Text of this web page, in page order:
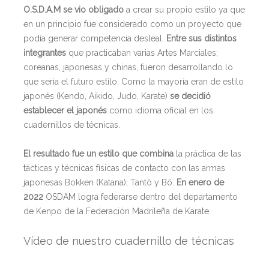
O.S.D.A.M se vio obligado a crear su propio estilo ya que
en un principio fue considerado como un proyecto que
podía generar competencia desleal.
Entre sus distintos
integrantes que practicaban varias Artes Marciales;
coreanas, japonesas y chinas, fueron desarrollando lo
que seria el futuro estilo. Como la mayoría eran de estilo
japonés (Kendo, Aikido, Judo, Karate) se decidió
establecer el japonés como idioma oficial en los
cuadernillos de técnicas.
El resultado fue un estilo que combina la práctica de las
tácticas y técnicas físicas de contacto con las armas
japonesas Bokken (Katana), Tantō y Bō.
En enero de
2022 OSDAM logra federarse dentro del departamento
de Kenpo de la Federación Madrileña de Karate.
Vídeo de nuestro cuadernillo de técnicas